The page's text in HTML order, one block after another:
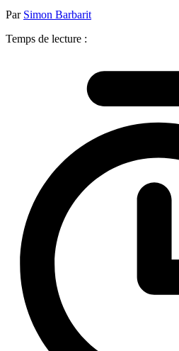
Par Simon Barbarit
Temps de lecture :